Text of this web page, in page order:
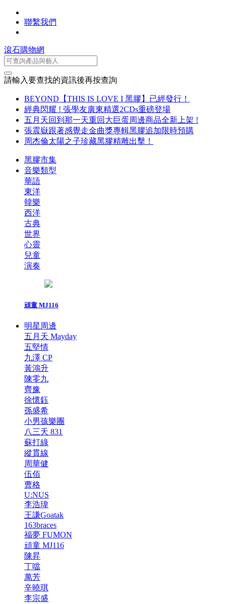
聯繫我們
滾石購物網
請輸入要查找的資訊後再按查詢
BEYOND【THIS IS LOVE I 黑膠】已經發行！
經典閃耀 ! 張學友廣東精選2CDs重磅登場
五月天回到那一天重回大巨蛋周邊商品全新上架 !
張震嶽跟著感覺走金曲獎專輯黑膠追加限時預購
周杰倫太陽之子珍藏黑膠精雕出擊！
黑膠市集
音樂類型
華語
東洋
韓樂
西洋
古典
世界
心靈
兒童
演奏
頑童 MJ116
明星周邊
五月天 Mayday
五堅情
九澤 CP
黃鴻升
陳零九
齊豫
徐懷鈺
孫盛希
小男孩樂團
八三夭 831
蘇打綠
縱貫線
周華健
伍佰
曹格
U:NUS
李浩瑋
王謙Goatak
163braces
福夢 FUMON
頑童 MJ116
陳昇
丁噹
萬芳
辛曉琪
李宗盛